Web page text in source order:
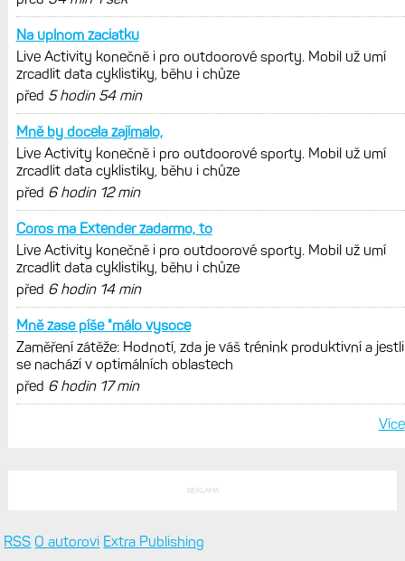
Zaměření zátěže: Hodnotí, zda je váš
trénink produktivní a jestli se nachází
v optimálních oblastech
Garmin poprvé překonal hranici
300 dolarů. Cena akcií za devět
měsíců výrazně vzrostla
Elektrokola s motorem Bosch se
konečně mohou propojit s Garminem.
Zatím ale jen s Edge